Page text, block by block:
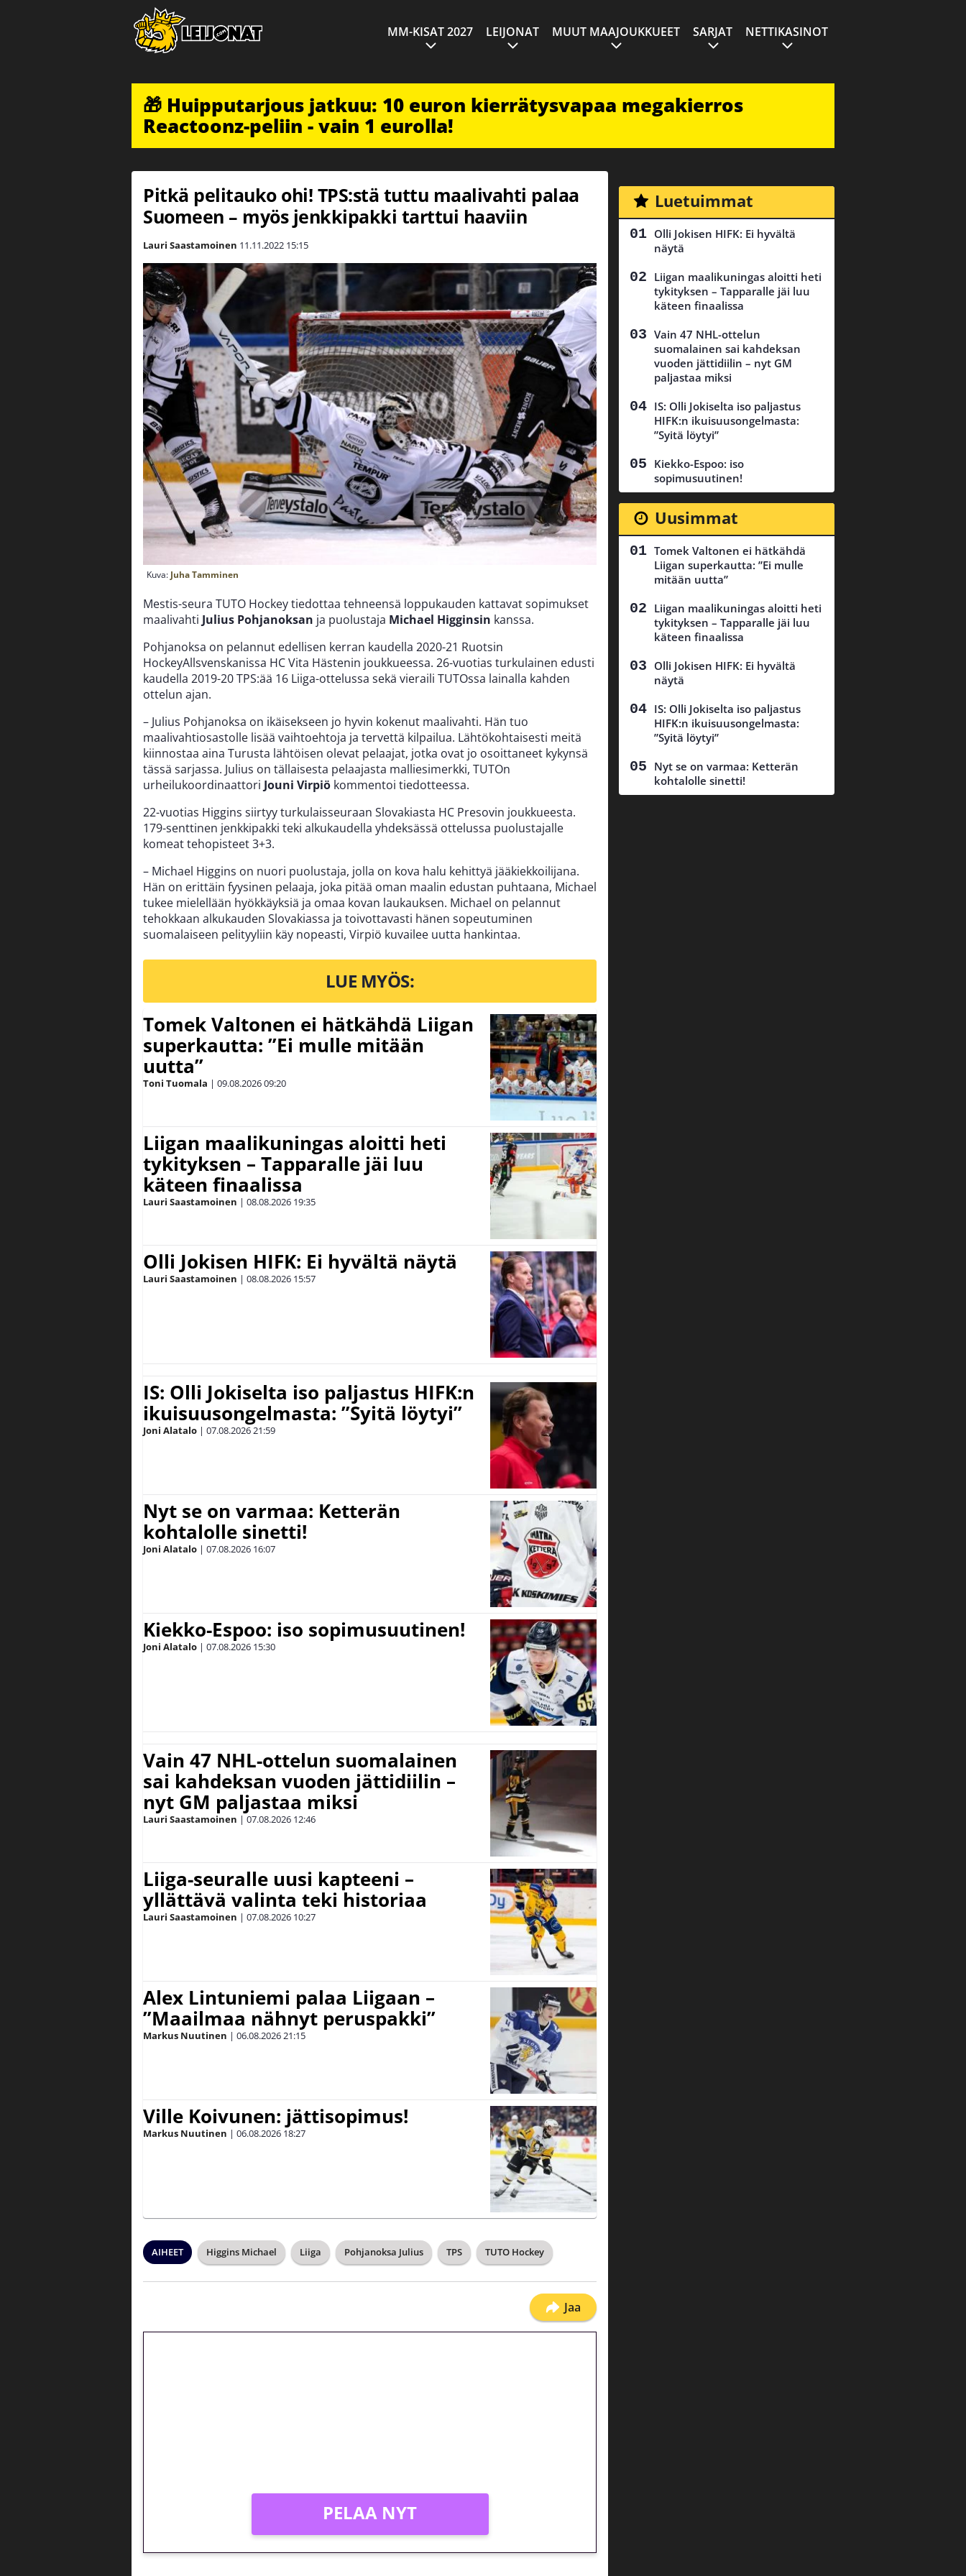
MM-KISAT 2027 LEIJONAT MUUT MAAJOUKKUEET SARJAT NETTIKASINOT
🎁 Huipputarjous jatkuu: 10 euron kierrätysvapaa megakierros
Reactoonz-peliin - vain 1 eurolla!
Pitkä pelitauko ohi! TPS:stä tuttu maalivahti palaa
Suomeen – myös jenkkipakki tarttui haaviin
Lauri Saastamoinen 11.11.2022 15:15
Kuva: Juha Tamminen
Mestis-seura TUTO Hockey tiedottaa tehneensä loppukauden kattavat sopimukset
maalivahti Julius Pohjanoksan ja puolustaja Michael Higginsin kanssa.
Pohjanoksa on pelannut edellisen kerran kaudella 2020-21 Ruotsin
HockeyAllsvenskanissa HC Vita Hästenin joukkueessa. 26-vuotias turkulainen edusti
kaudella 2019-20 TPS:ää 16 Liiga-ottelussa sekä vieraili TUTOssa lainalla kahden
ottelun ajan.
– Julius Pohjanoksa on ikäisekseen jo hyvin kokenut maalivahti. Hän tuo
maalivahtiosastolle lisää vaihtoehtoja ja tervettä kilpailua. Lähtökohtaisesti meitä
kiinnostaa aina Turusta lähtöisen olevat pelaajat, jotka ovat jo osoittaneet kykynsä
tässä sarjassa. Julius on tällaisesta pelaajasta malliesimerkki, TUTOn
urheilukoordinaattori Jouni Virpiö kommentoi tiedotteessa.
22-vuotias Higgins siirtyy turkulaisseuraan Slovakiasta HC Presovin joukkueesta.
179-senttinen jenkkipakki teki alkukaudella yhdeksässä ottelussa puolustajalle
komeat tehopisteet 3+3.
– Michael Higgins on nuori puolustaja, jolla on kova halu kehittyä jääkiekkoilijana.
Hän on erittäin fyysinen pelaaja, joka pitää oman maalin edustan puhtaana, Michael
tukee mielellään hyökkäyksiä ja omaa kovan laukauksen. Michael on pelannut
tehokkaan alkukauden Slovakiassa ja toivottavasti hänen sopeutuminen
suomalaiseen pelityyliin käy nopeasti, Virpiö kuvailee uutta hankintaa.
LUE MYÖS:
Tomek Valtonen ei hätkähdä Liigan
superkautta: ”Ei mulle mitään
uutta”
Toni Tuomala | 09.08.202609:20
Liigan maalikuningas aloitti heti
tykityksen – Tapparalle jäi luu
käteen finaalissa
Lauri Saastamoinen | 08.08.2026 19:35
Olli Jokisen HIFK: Ei hyvältä näytä
Lauri Saastamoinen | 08.08.2026 15:57
IS: Olli Jokiselta iso paljastus HIFK:n
ikuisuusongelmasta: ”Syitä löytyi”
Joni Alatalo | 07.08.202621:59
Nyt se on varmaa: Ketterän
kohtalolle sinetti!
Joni Alatalo | 07.08.2026 16:07
Kiekko-Espoo: iso sopimusuutinen!
Joni Alatalo | 07.08.2026 15:30
Vain 47 NHL-ottelun suomalainen
sai kahdeksan vuoden jättidiilin –
nyt GM paljastaa miksi
Lauri Saastamoinen | 07.08.2026 12:46
Liiga-seuralle uusi kapteeni –
yllättävä valinta teki historiaa
Lauri Saastamoinen | 07.08.2026 10:27
Alex Lintuniemi palaa Liigaan –
”Maailmaa nähnyt peruspakki”
Markus Nuutinen | 06.08.202621:15
Ville Koivunen: jättisopimus!
Markus Nuutinen | 06.08.2026 18:27
AIHEET Higgins Michael Liiga Pohjanoksa Julius TPS TUTO Hockey
Jaa
PELAA NYT
Luetuimmat
Olli Jokisen HIFK: Ei hyvältä
näytä
Liigan maalikuningas aloitti heti
tykityksen – Tapparalle jäi luu
käteen finaalissa
Vain 47 NHL-ottelun
suomalainen sai kahdeksan
vuoden jättidiilin – nyt GM
paljastaa miksi
IS: Olli Jokiselta iso paljastus
HIFK:n ikuisuusongelmasta:
”Syitä löytyi”
Kiekko-Espoo: iso
sopimusuutinen!
Uusimmat
Tomek Valtonen ei hätkähdä
Liigan superkautta: ”Ei mulle
mitään uutta”
Liigan maalikuningas aloitti heti
tykityksen – Tapparalle jäi luu
käteen finaalissa
Olli Jokisen HIFK: Ei hyvältä
näytä
IS: Olli Jokiselta iso paljastus
HIFK:n ikuisuusongelmasta:
”Syitä löytyi”
Nyt se on varmaa: Ketterän
kohtalolle sinetti!